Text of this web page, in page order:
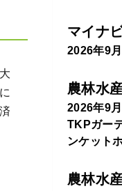
マイナ
2026年9
農林水
2026年9
TKPガー
ンケット
農林水